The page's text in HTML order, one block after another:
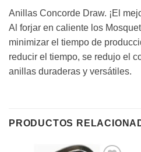
Anillas Concorde Draw. ¡El
Al forjar en caliente los
minimizar el tiempo de
reducir el tiempo, se redujo el
anillas duraderas y versátiles.
PRODUCTOS